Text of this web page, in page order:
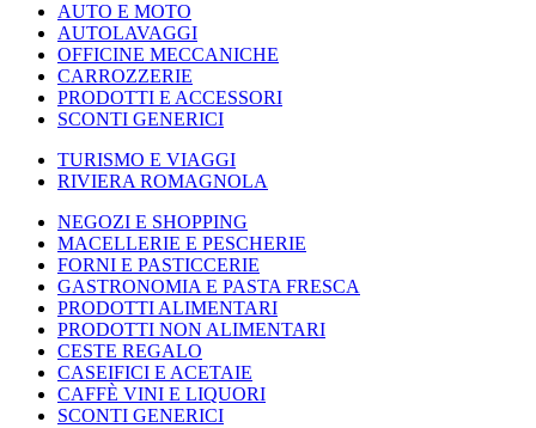
AUTO E MOTO
AUTOLAVAGGI
OFFICINE MECCANICHE
CARROZZERIE
PRODOTTI E ACCESSORI
SCONTI GENERICI
TURISMO E VIAGGI
RIVIERA ROMAGNOLA
NEGOZI E SHOPPING
MACELLERIE E PESCHERIE
FORNI E PASTICCERIE
GASTRONOMIA E PASTA FRESCA
PRODOTTI ALIMENTARI
PRODOTTI NON ALIMENTARI
CESTE REGALO
CASEIFICI E ACETAIE
CAFFÈ VINI E LIQUORI
SCONTI GENERICI